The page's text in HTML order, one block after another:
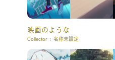
映画のような
Collector : 名称未設定